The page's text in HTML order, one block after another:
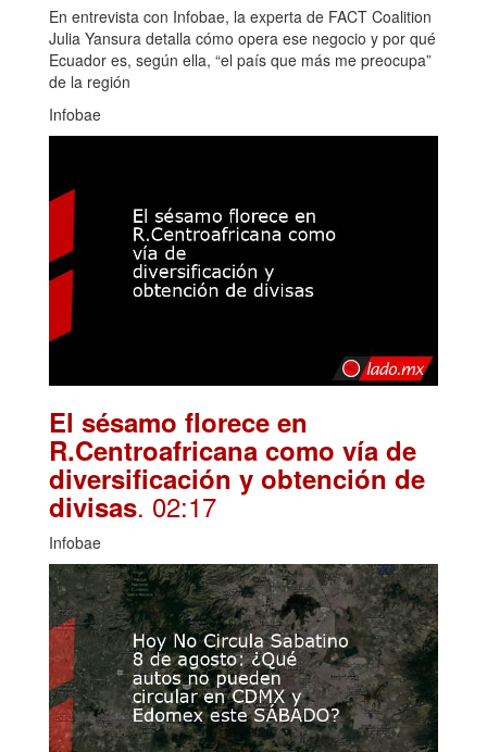
En entrevista con Infobae, la experta de FACT Coalition
Julia Yansura detalla cómo opera ese negocio y por qué
Ecuador es, según ella, “el país que más me preocupa”
de la región
Infobae
El sésamo florece en
R.Centroafricana como vía de
diversificación y obtención de
divisas. 02:17
Infobae